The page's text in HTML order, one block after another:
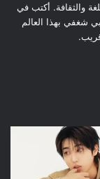
والثقافة. أكتب في
شغفي بهذا العالم